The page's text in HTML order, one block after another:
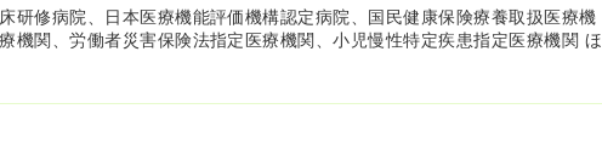
研修病院、日本医療機能評価機構認定病院、国民健康保険療養取扱医療機
機関、労働者災害保険法指定医療機関、小児慢性特定疾患指定医療機関 ほ